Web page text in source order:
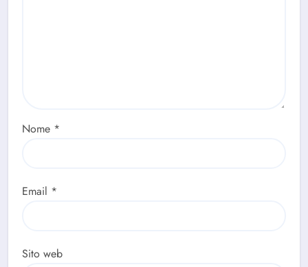
Nome *
Email *
Sito web